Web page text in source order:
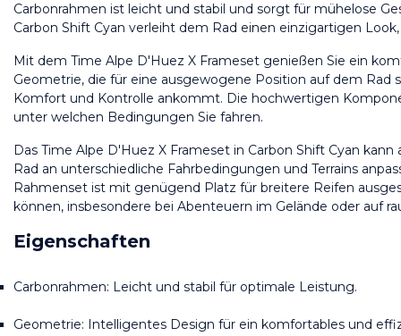
Carbonrahmen ist leicht und stabil und sorgt für mühelose
Carbon Shift Cyan verleiht dem Rad einen einzigartigen
Mit dem Time Alpe D'Huez X Frameset genießen Sie ein
Geometrie, die für eine ausgewogene Position auf dem
Komfort und Kontrolle ankommt. Die hochwertigen
unter welchen Bedingungen Sie fahren.
Das Time Alpe D'Huez X Frameset in Carbon Shift Cyan
Rad an unterschiedliche Fahrbedingungen und Terrains
Rahmenset ist mit genügend Platz für breitere Reifen
können, insbesondere bei Abenteuern im Gelände oder auf
Eigenschaften
Carbonrahmen: Leicht und stabil für optimale Leistung.
Geometrie: Intelligentes Design für ein komfortables und